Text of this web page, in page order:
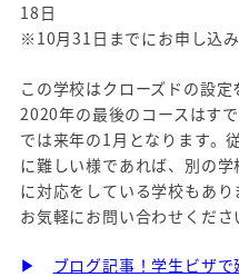
18日
※10月31日までにお申し込
この学校はクローズドの設定
2020年の最後のコースはす
では来年の1月となります。
に難しい様であれば、別の
に対応をしている学校もあ
お気軽にお問い合わせくださ
▶
ブログ記事！学生ビザ